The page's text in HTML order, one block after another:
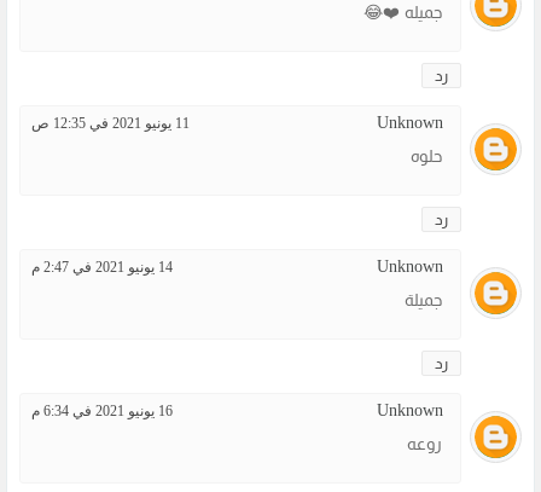
جميله ❤️😂
رد
Unknown 11 يونيو 2021 في 12:35 ص
حلوه
رد
Unknown 14 يونيو 2021 في 2:47 م
جميلة
رد
Unknown 16 يونيو 2021 في 6:34 م
روعه